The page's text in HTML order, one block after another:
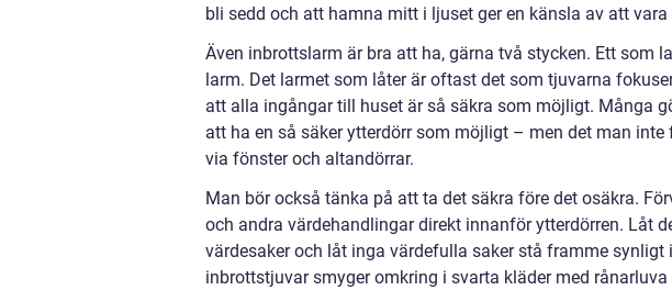
bli sedd och att hamna mitt i ljuset ger en känsla av att
Även inbrottslarm är bra att ha, gärna två stycken. Ett som
larm. Det larmet som låter är oftast det som tjuvarna
att alla ingångar till huset är så säkra som möjligt. Många
att ha en så säker ytterdörr som möjligt – men det man
via fönster och altandörrar.
Man bör också tänka på att ta det säkra före det osäkra.
och andra värdehandlingar direkt innanför ytterdörren. Låt
värdesaker och låt inga värdefulla saker stå framme
inbrottstjuvar smyger omkring i svarta kläder med